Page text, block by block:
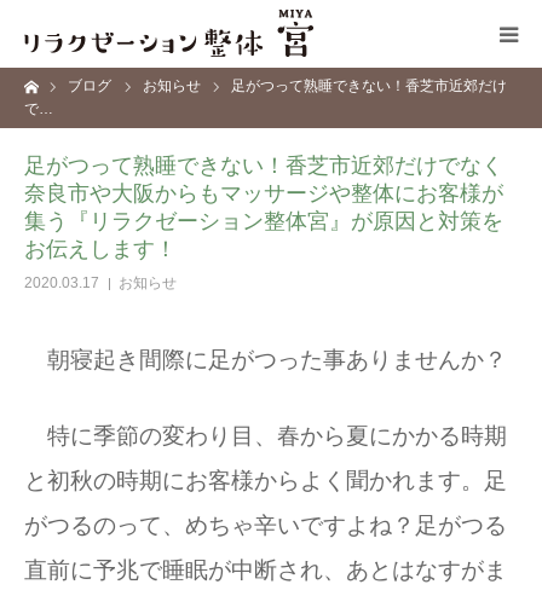
ブログ お知らせ
足がつって熟睡できない！香芝市近郊だけ
で…
足がつって熟睡できない！香芝市近郊だけでなく
奈良市や大阪からもマッサージや整体にお客様が
集う『リラクゼーション整体宮』が原因と対策を
お伝えします！
2020.03.17 お知らせ
朝寝起き間際に足がつった事ありませんか？
特に季節の変わり目、春から夏にかかる時期
と初秋の時期にお客様からよく聞かれます。足
がつるのって、めちゃ辛いですよね？足がつる
直前に予兆で睡眠が中断され、あとはなすがま
施術メニュー
サロン情報
お問い合わせ